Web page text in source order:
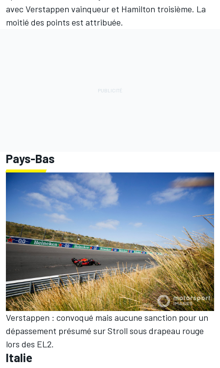
avec Verstappen vainqueur et Hamilton troisième. La
moitié des points est attribuée.
Pays-Bas
Verstappen : convoqué mais aucune sanction pour un
dépassement présumé sur Stroll sous drapeau rouge
lors des EL2.
Italie